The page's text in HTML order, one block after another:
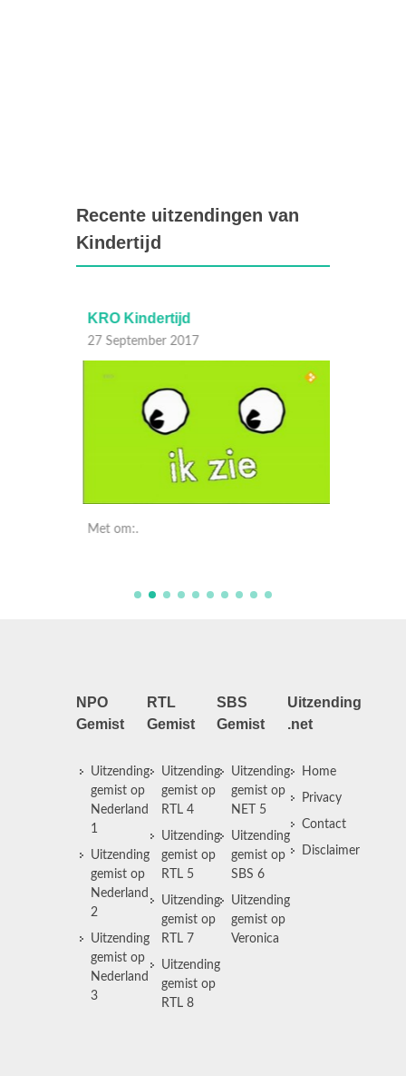
Recente uitzendingen van
Kindertijd
KRO Kindertijd
27 September 2017
Met om:.
NPO
Gemist
Uitzending
gemist op
Nederland
1
Uitzending
gemist op
Nederland
2
Uitzending
gemist op
Nederland
3
RTL
Gemist
Uitzending
gemist op
RTL 4
Uitzending
gemist op
RTL 5
Uitzending
gemist op
RTL 7
Uitzending
gemist op
RTL 8
SBS
Gemist
Uitzending
gemist op
NET 5
Uitzending
gemist op
SBS 6
Uitzending
gemist op
Veronica
Uitzending
.net
Home
Privacy
Contact
Disclaimer